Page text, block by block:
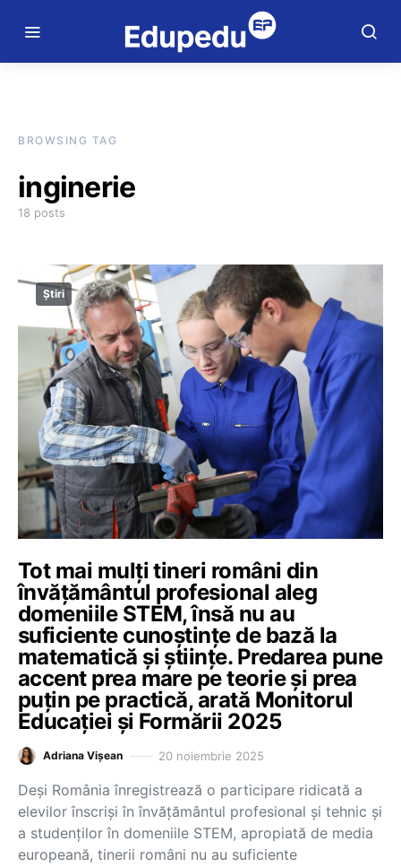
BROWSING TAG
inginerie
18 posts
Știri
Tot mai mulți tineri români din
învățământul profesional aleg
domeniile STEM, însă nu au
suficiente cunoștințe de bază la
matematică și științe. Predarea pune
accent prea mare pe teorie și prea
puțin pe practică, arată Monitorul
Educației și Formării 2025
Adriana Vișean 20 noiembrie 2025
Deși România înregistrează o participare ridicată a
elevilor înscriși în învățământul profesional și tehnic și
a studenților în domeniile STEM, apropiată de media
europeană, tinerii români nu au suficiente